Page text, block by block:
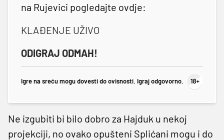
na Rujevici pogledajte ovdje:
KLAĐENJE UŽIVO
ODIGRAJ ODMAH!
Igre na sreću mogu dovesti do ovisnosti. Igraj odgovorno.
Ne izgubiti bi bilo dobro za Hajduk u nekoj
projekciji, no ovako opušteni Splićani mogu i do